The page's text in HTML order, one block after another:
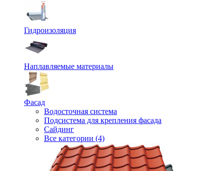
Гидроизоляция
Наплавляемые материалы
Фасад
Водосточная система
Подсистема для крепления фасада
Сайдинг
Все категории (4)